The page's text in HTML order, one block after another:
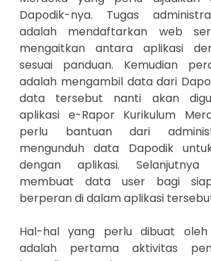
Dapodik-nya. Tugas
adalah mendaftarkan web
mengaitkan antara aplikasi
sesuai panduan. Kemudian
adalah mengambil data dari
data tersebut nanti akan
aplikasi e-Rapor Kurikulum
perlu bantuan dari
mengunduh data Dapodik
dengan aplikasi. Selanjutnya
membuat data user bagi
berperan di dalam aplikasi
Hal-hal yang perlu dibuat oleh
adalah pertama aktivitas